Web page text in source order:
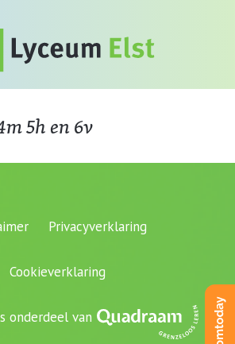
5h en 6v
Privacyverklaring
Cookieverklaring
onderdeel van